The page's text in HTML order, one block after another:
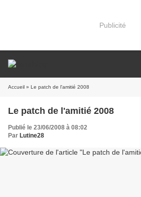
Publicité
Accueil » Le patch de l'amitié 2008
Le patch de l'amitié 2008
Publié le 23/06/2008 à 08:02
Par Lutine28